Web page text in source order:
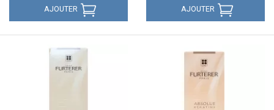
AJOUTER AJOUTER